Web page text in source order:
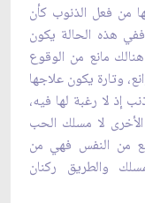
من فعل الذنوب كأن
هذه الحالة يكون
مانع من الوقوع
وتارة يكون علاجها
إذ لا رغبة لها فيه،
لا مسلك الحب
من النفس فهي من
والطريق ركنان